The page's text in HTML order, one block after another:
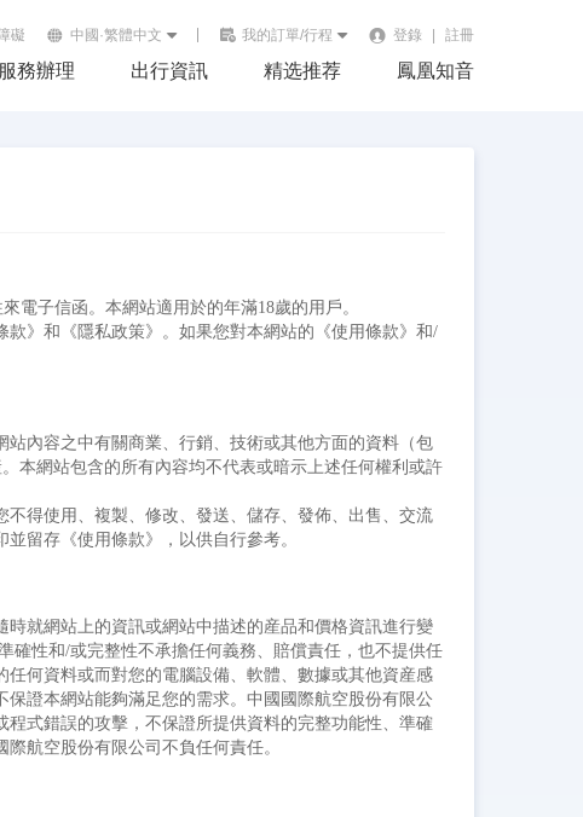
礙 中國·繁體中文 我的訂單/行程 登錄 註冊
服務辦理 出行資訊 精选推荐 鳳凰知音
電子信函。本網站適用於的年滿18歲的用戶。
》和《隱私政策》。如果您對本網站的《使用條款》和/
內容之中有關商業、行銷、技術或其他方面的資料（包
本網站包含的所有內容均不代表或暗示上述任何權利或許
得使用、複製、修改、發送、儲存、發佈、出售、交流
留存《使用條款》，以供自行參考。
就網站上的資訊或網站中描述的産品和價格資訊進行變
確性和/或完整性不承擔任何義務、賠償責任，也不提供任
何資料或而對您的電腦設備、軟體、數據或其他資産感
證本網站能夠滿足您的需求。中國國際航空股份有限公
式錯誤的攻擊，不保證所提供資料的完整功能性、準確
航空股份有限公司不負任何責任。